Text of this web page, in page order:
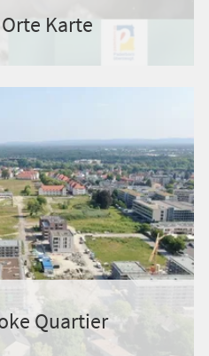
Karte
Quartier